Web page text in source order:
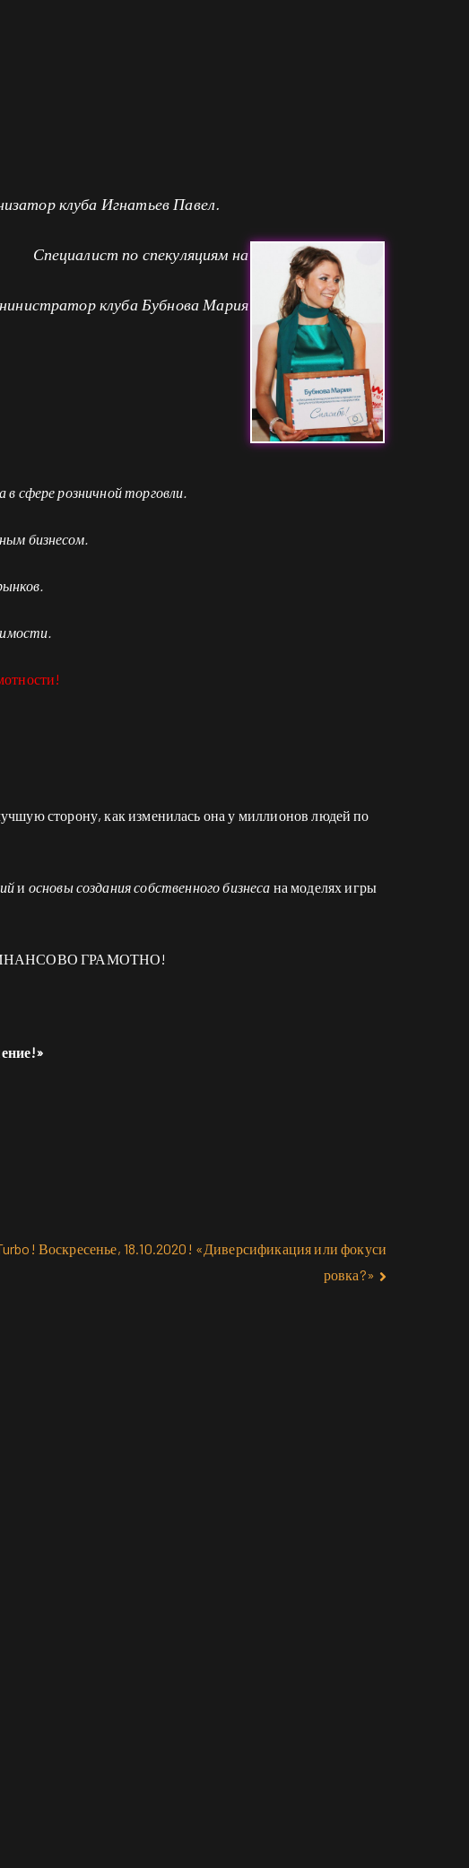
клуба Игнатьев Павел.
Специалист по спекуляциям на
клуба Бубнова Мария
сфере розничной торговли.
бизнесом.
сторону, как изменилась она у миллионов людей по
и основы создания собственного бизнеса на моделях игры
ФИНАНСОВО ГРАМОТНО!
Воскресенье, 18.10.2020! «Диверсификация или фокуси
ровка?»